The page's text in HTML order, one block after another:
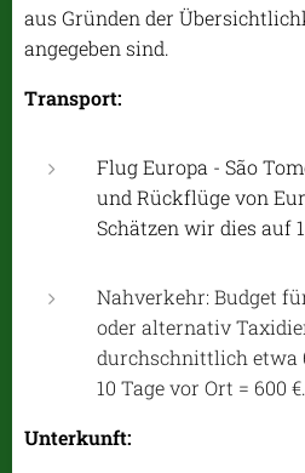
aus Gründen der
angegeben sind.
Transport:
Flug Europa - São
und Rückflüge von
Schätzen wir dies auf
Nahverkehr: Budget
oder alternativ
durchschnittlich etwa
10 Tage vor Ort = 600 €.
Unterkunft: